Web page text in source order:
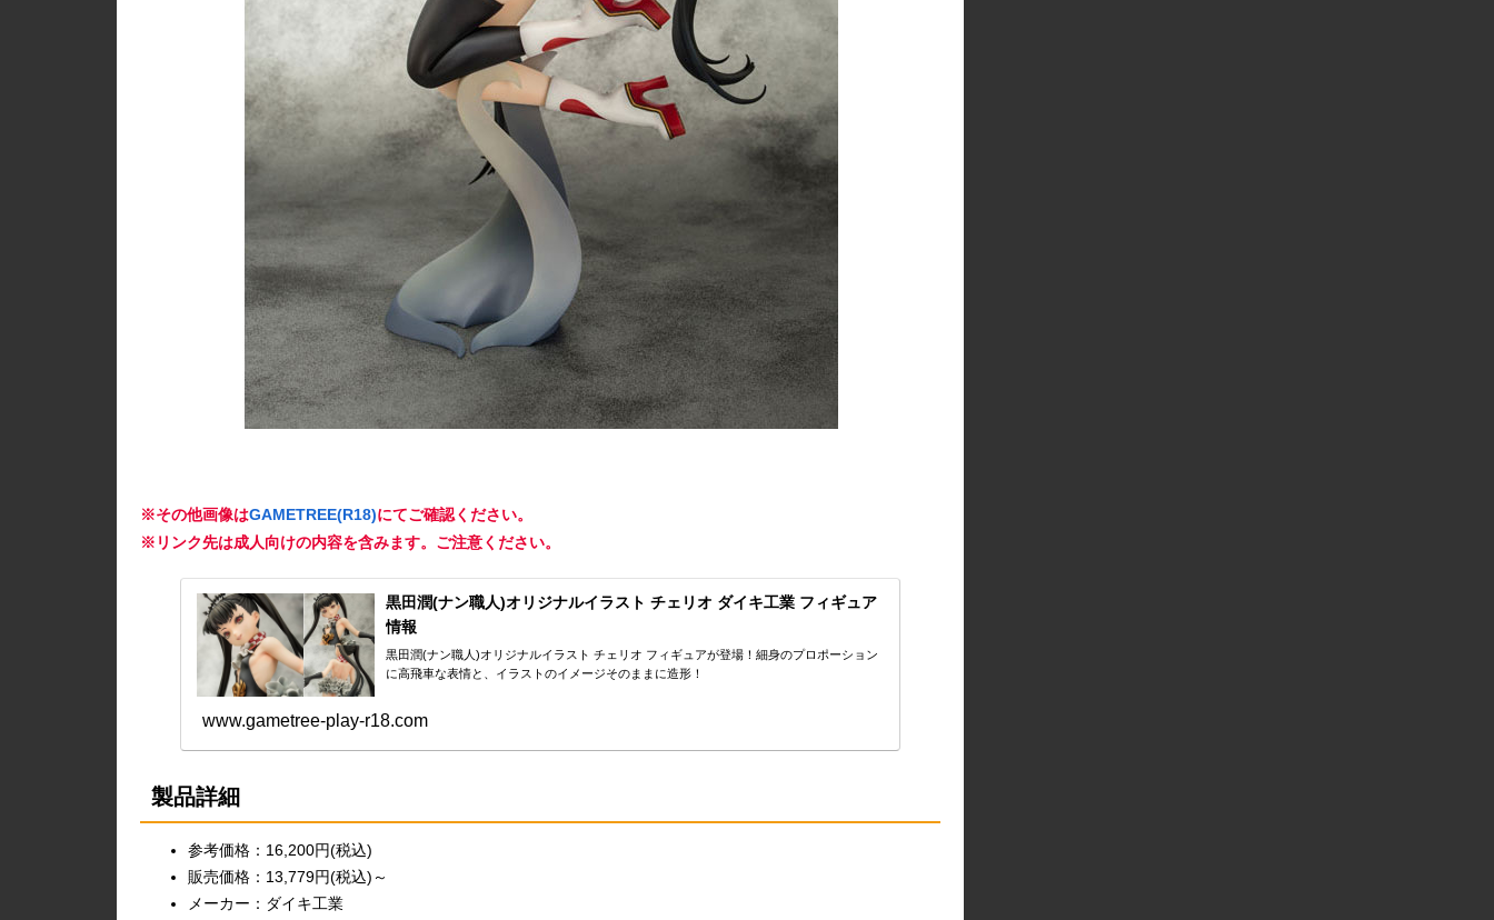
※その他画像はGAMETREE(R18)にてご確認ください。
※リンク先は成人向けの内容を含みます。ご注意ください。
黒田潤(ナン職人)オリジナルイラスト チェリオ ダイキ工業 フィギュア
情報
黒田潤(ナン職人)オリジナルイラスト チェリオ フィギュアが登場！細身のプロポーション
に高飛車な表情と、イラストのイメージそのままに造形！
www.gametree-play-r18.com
製品詳細
参考価格：16,200円(税込)
販売価格：13,779円(税込)～
メーカー：ダイキ工業